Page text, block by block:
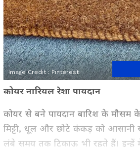
Image Credit :Pinterest
कोयर नारियल रेशा पायदान
कोयर से बने पायदान बारिश के
मिट्टी, धूल और छोटे कंकड़ को आसानी
लंबे समय तक टिकाऊ भी रहते हैं। इन्हें